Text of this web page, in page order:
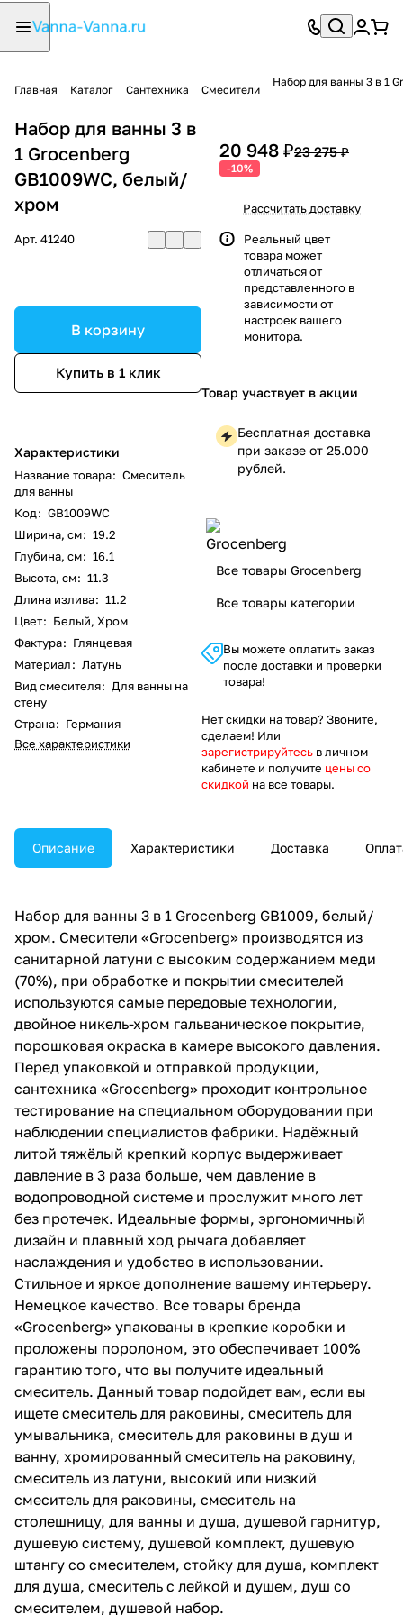
Главная Каталог Сантехника Смесители
Набор для ванны 3 в 1
Набор для ванны 3 в
1 Grocenberg
GB1009WC, белый/
хром
Арт. 41240
В корзину
Купить в 1 клик
Характеристики
Название товара: Смеситель
для ванны
Код: GB1009WC
Ширина, см: 19.2
Глубина, см: 16.1
Высота, см: 11.3
Длина излива: 11.2
Цвет: Белый, Хром
Фактура: Глянцевая
Материал: Латунь
Вид смесителя: Для ванны на
стену
Страна: Германия
Все характеристики
20 948 ₽23 275 ₽
-10%
Рассчитать доставку
Реальный цвет
товара может
отличаться от
представленного в
зависимости от
настроек вашего
монитора.
Товар участвует в акции
Бесплатная доставка
при заказе от 25.000
рублей.
Все товары Grocenberg
Все товары категории
Вы можете оплатить заказ
после доставки и проверки
товара!
Нет скидки на товар? Звоните,
сделаем! Или
зарегистрируйтесь в личном
кабинете и получите цены со
скидкой на все товары.
Описание Характеристики Доставка
Набор для ванны 3 в 1 Grocenberg GB1009, белый/
хром. Смесители «Grocenberg» производятся из
санитарной латуни с высоким содержанием меди
(70%), при обработке и покрытии смесителей
используются самые передовые технологии,
двойное никель-хром гальваническое покрытие,
порошковая окраска в камере высокого давления.
Перед упаковкой и отправкой продукции,
сантехника «Grocenberg» проходит контрольное
тестирование на специальном оборудовании при
наблюдении специалистов фабрики. Надёжный
литой тяжёлый крепкий корпус выдерживает
давление в 3 раза больше, чем давление в
водопроводной системе и прослужит много лет
без протечек. Идеальные формы, эргономичный
дизайн и плавный ход рычага добавляет
наслаждения и удобство в использовании.
Стильное и яркое дополнение вашему интерьеру.
Немецкое качество. Все товары бренда
«Grocenberg» упакованы в крепкие коробки и
проложены поролоном, это обеспечивает 100%
гарантию того, что вы получите идеальный
смеситель. Данный товар подойдет вам, если вы
ищете смеситель для раковины, смеситель для
умывальника, смеситель для раковины в душ и
ванну, хромированный смеситель на раковину,
смеситель из латуни, высокий или низкий
смеситель для раковины, смеситель на
столешницу, для ванны и душа, душевой гарнитур,
душевую систему, душевой комплект, душевую
штангу со смесителем, стойку для душа, комплект
для душа, смеситель с лейкой и душем, душ со
смесителем, душевой набор.